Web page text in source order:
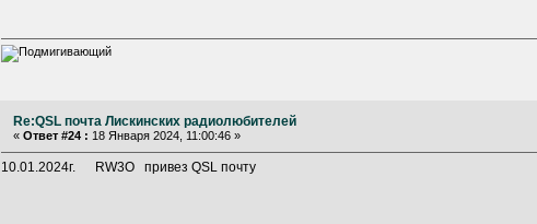
Re:QSL почта Лискинских радиолюбителей
« Ответ #24 : 18 Января 2024, 11:00:46 »
10.01.2024г. RW3O привез QSL почту